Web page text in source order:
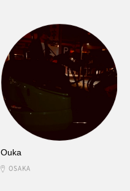
Ouka
OSAKA